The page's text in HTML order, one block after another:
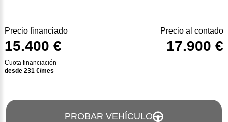
Precio financiado
15.400 €
Cuota financiación
desde 231 €/mes
Precio al contado
17.900 €
PROBAR VEHÍCULO